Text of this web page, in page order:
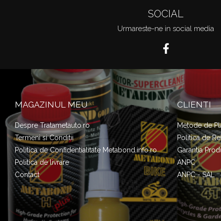
SOCIAL
Urmareste-ne in social media
MAGAZINUL MEU
Despre Tratametauto.ro
Termeni si Conditii
Politica de Confidentialitate Metabond.info.ro
Politica de livrare
Contact
CLIENTI
Metode de
Politica de
Garantia
ANPC
ANPC - SAL